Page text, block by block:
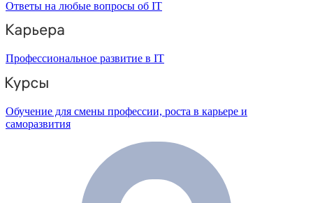
Ответы на любые вопросы об IT
Профессиональное развитие в IT
Обучение для смены профессии, роста в карьере и
саморазвития